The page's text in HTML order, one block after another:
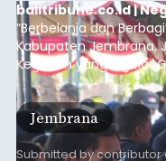
balitribune.co.id |
“Berbelanja dan
Kabupaten
Kegiatan yang digelar
Soekarno ini
ekonomi masyarakat
mendapat
transaksi mencapai
Jembrana
Submitted bycontributor